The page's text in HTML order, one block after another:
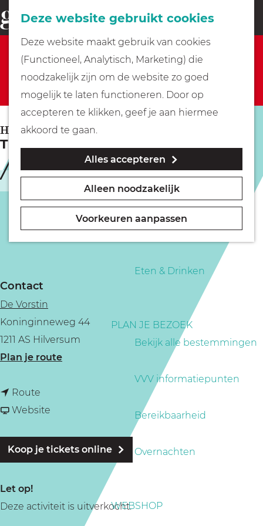
Deze website gebruikt cookies
Deze website maakt gebruik van cookies
(Functioneel, Analytisch, Marketing) die
noodzakelijk zijn om de website zo goed
mogelijk te laten functioneren. Door op
accepteren te klikken, geef je aan hiermee
akkoord te gaan.
Alles accepteren
Alleen noodzakelijk
Voorkeuren aanpassen
G
a
r
d
h
g
e
Fietsen
Wandelen
Geocachen
Naar het museum
Eten & Drinken
PLAN JE BEZOEK
Bekijk alle bestemmingen
VVV informatiepunten
Bereikbaarheid
Overnachten
WEBSHOP
o
e
k
e
n
Sorry, deze activiteit is niet meer beschikbaar.
Bekijk hetactuele aanbod
voor de beschikbare
opties.
The Dirty Daddies
HILVERSUM
Contact
De Vorstin
Koninginneweg 44
1211 AS Hilversum
Plan je routen
h
e
Route
a
r
T
Website
n
T
Koop je tickets online
Let op!
Deze activiteit is uitverkocht.